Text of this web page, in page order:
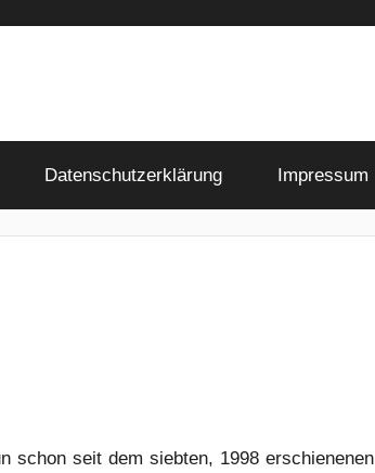
Datenschutzerklärung Impressum
schon seit dem siebten, 1998 erschienenen